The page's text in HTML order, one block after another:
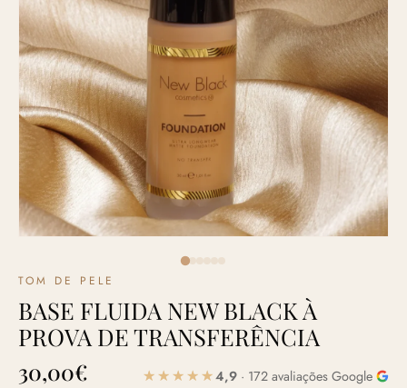
TOM DE PELE
BASE FLUIDA NEW BLACK À
PROVA DE TRANSFERÊNCIA
30,00€ 4,9 · 172 avaliações Google